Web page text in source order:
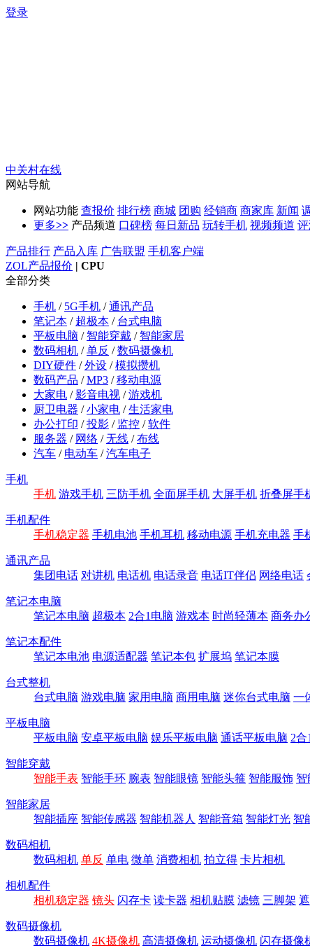
登录
中关村在线
网站导航
网站功能 查报价 排行榜 商城 团购 经销商 商家库 新闻
更多>> 产品频道 口碑榜 每日新品 玩转手机 视频频道
产品排行 产品入库 广告联盟 手机客户端
ZOL产品报价 | CPU
全部分类
手机 / 5G手机 /通讯产品
笔记本 / 超极本 / 台式电脑
平板电脑 / 智能穿戴 / 智能家居
数码相机 /单反 /数码摄像机
DIY硬件 /外设 /模拟攒机
数码产品 /MP3 /移动电源
大家电 /影音电视 /游戏机
厨卫电器 /小家电 /生活家电
办公打印 /投影 / 监控 /软件
服务器 / 网络 /无线 /布线
汽车 / 电动车 /汽车电子
手机
手机 游戏手机 三防手机 全面屏手机 大屏手机 折叠屏手
手机配件
手机稳定器 手机电池 手机耳机 移动电源 手机充电器 手
通讯产品
集团电话 对讲机 电话机 电话录音 电话IT伴侣 网络电话
笔记本电脑
笔记本电脑 超极本 2合1电脑 游戏本 时尚轻薄本 商务办
笔记本配件
笔记本电池 电源适配器 笔记本包 扩展坞 笔记本膜
台式整机
台式电脑 游戏电脑 家用电脑 商用电脑 迷你台式电脑 一
平板电脑
平板电脑 安卓平板电脑 娱乐平板电脑 通话平板电脑 2合
智能穿戴
智能手表 智能手环 腕表 智能眼镜 智能头箍 智能服饰 智
智能家居
智能插座 智能传感器 智能机器人 智能音箱 智能灯光 智
数码相机
数码相机 单反 单电 微单 消费相机 拍立得 卡片相机
相机配件
相机稳定器 镜头 闪存卡 读卡器 相机贴膜 滤镜 三脚架
数码摄像机
数码摄像机 4K摄像机 高清摄像机 运动摄像机 闪存摄像